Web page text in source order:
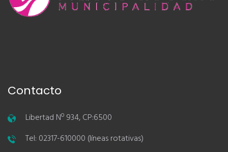
Contacto
Libertad Nº 934, CP:6500
Tel: 02317-610000 (líneas rotativas)